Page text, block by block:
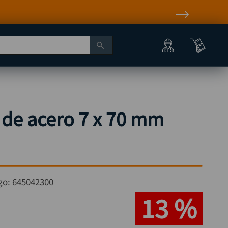
acero 7 x 70 mm
645042300
13 %